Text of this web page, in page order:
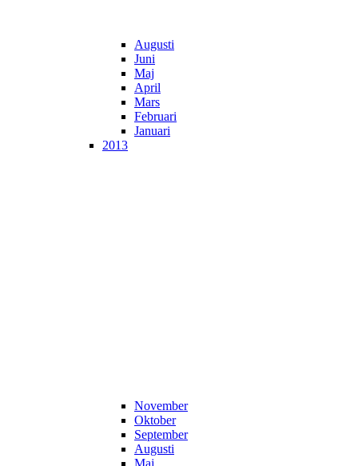
Augusti
Juni
Maj
April
Mars
Februari
Januari
2013
November
Oktober
September
Augusti
Maj